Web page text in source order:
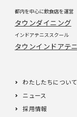
わたしたちについて
ニュース
採用情報
都内を中心に飲食店を運営
タウンダイニング
インドアテニススクール
タウンインドアテ